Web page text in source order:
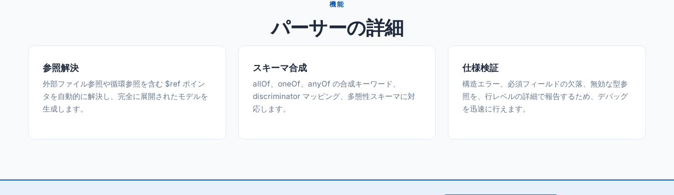
機能
パーサーの詳細
参照解決
外部ファイル参照や循環参照を含む $ref ポイン
タを自動的に解決し、完全に展開されたモデルを
生成します。
スキーマ合成
allOf、oneOf、anyOf の合成キーワード、
discriminator マッピング、多態性スキーマに対
応します。
仕様検証
構造エラー、必須フィールドの欠落、無効な型参
照を、行レベルの詳細で報告するため、デバッグ
を迅速に行えます。